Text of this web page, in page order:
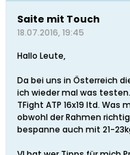
Saite mit Touch
18.07.2016, 19:45
Hallo Leute,
Da bei uns in Österreich
ich wieder mal was
TFight ATP 16x19 ltd.
obwohl der Rahmen
bespanne auch mit 21-